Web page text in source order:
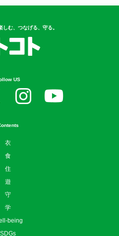
しむ、つなげる、守る。
US
衣
食
住
遊
守
学
being
SDGs